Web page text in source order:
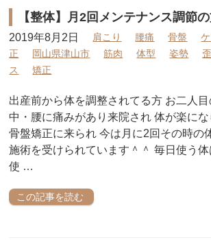
【整体】月2回メンテナンス調節
2019年8月2日 肩こり 腰痛 骨盤
正
岡山県津山市 筋肉 体型 姿勢
ス
矯正
出産前から体を調整されてる方 お二人
中・腰に痛みがあり来院され 体が楽に
骨盤矯正に来られ 今は月に2回その時の
施術を受けられています＾＾ 毎日使う
使 …
この記事を読む